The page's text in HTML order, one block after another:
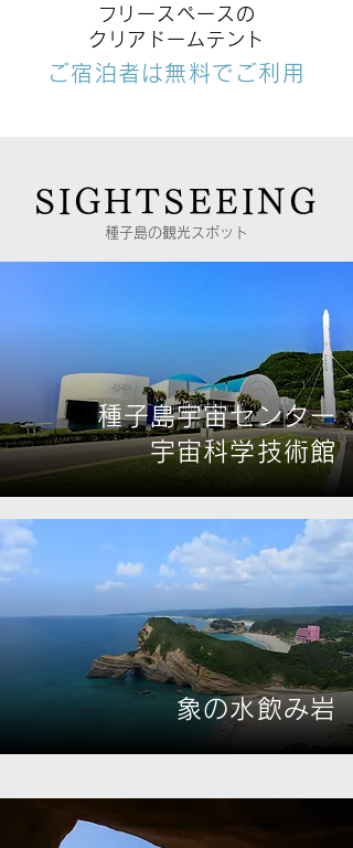
フリースペースの
クリアドームテント
ご宿泊者は無料でご利用
SIGHTSEEING
種子島の観光スポット
種子島宇宙センター
宇宙科学技術館
象の水飲み岩